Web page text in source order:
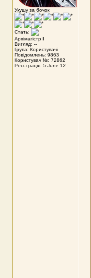
Укушу за бочок
Стать:
Архімагістр I
Вигляд: --
Група: Користувачі
Повідомлень: 9863
Користувач №: 72862
Реєстрація: 5-June 12